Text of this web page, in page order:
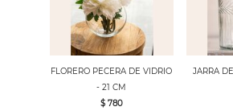
FLORERO PECERA DE VIDRIO
- 21 CM
$ 780
JARRA